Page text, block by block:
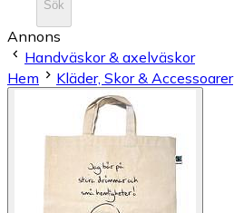
Sök
Annons
Handväskor & axelväskor
Hem
Kläder, Skor & Accessoarer